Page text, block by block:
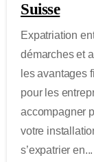
Suisse
Expatriation
démarches et
les avantages
pour les
accompagner
votre
s’expatrier en...